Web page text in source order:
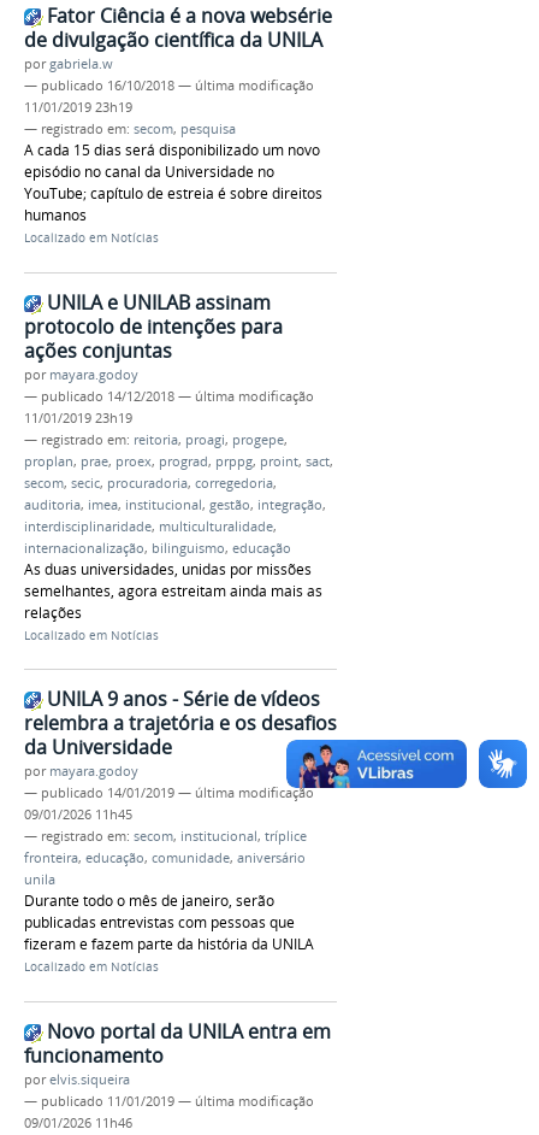
Fator Ciência é a nova websérie
de divulgação científica da UNILA
porgabriela.w
— publicado 16/10/2018 — última modificação
11/01/2019 23h19
— registrado em: secom, pesquisa
A cada 15 dias será disponibilizado um novo
episódio no canal da Universidade no
YouTube; capítulo de estreia é sobre direitos
humanos
Localizado em Notícias
UNILA e UNILAB assinam
protocolo de intenções para
ações conjuntas
por mayara.godoy
— publicado 14/12/2018 — última modificação
11/01/2019 23h19
— registrado em: reitoria, proagi, progepe,
proplan, prae, proex, prograd, prppg, proint, sact,
secom, secic, procuradoria, corregedoria,
auditoria, imea, institucional, gestão, integração,
interdisciplinaridade, multiculturalidade,
internacionalização, bilinguismo, educação
As duas universidades, unidas por missões
semelhantes, agora estreitam ainda mais as
relações
Localizado em Notícias
UNILA 9 anos - Série de vídeos
relembra a trajetória e os desafios
da Universidade
por mayara.godoy
— publicado 14/01/2019 — última modificação
09/01/2026 11h45
— registrado em: secom, institucional, tríplice
fronteira, educação, comunidade, aniversário
unila
Durante todo o mês de janeiro, serão
publicadas entrevistas com pessoas que
fizeram e fazem parte da história da UNILA
Localizado em Notícias
Novo portal da UNILA entra em
funcionamento
porelvis.siqueira
— publicado 11/01/2019 — última modificação
09/01/2026 11h46